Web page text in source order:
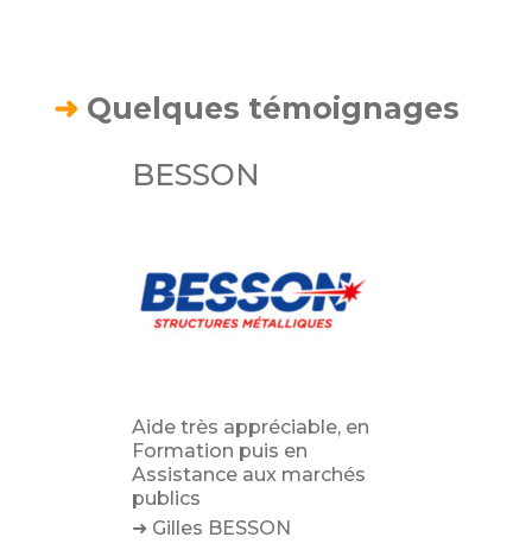
➜ Quelques témoignages
BESSON
Aide très appréciable, en
Formation puis en
Assistance aux marchés
publics
➜ Gilles BESSON